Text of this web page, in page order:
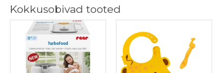
Kokkusobivad tooted